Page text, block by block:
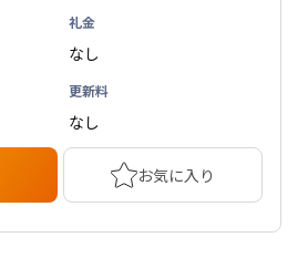
礼金
なし
更新料
なし
お気に入り